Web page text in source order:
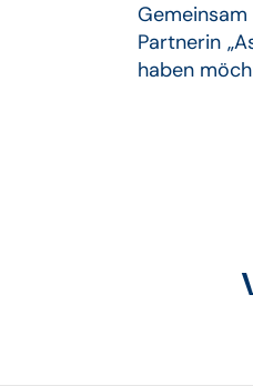
Partnerin
haben